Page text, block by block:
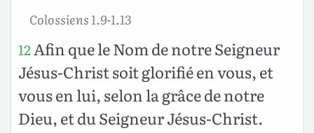
Colossiens 1.9-1.13
12Afin que le Nom de notre Seigneur
Jésus-Christ soit glorifié en vous, et
vous en lui, selon la grâce de notre
Dieu, et du Seigneur Jésus-Christ.